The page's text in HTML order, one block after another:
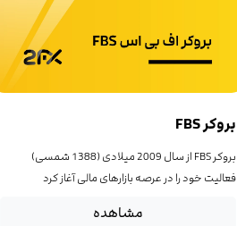
بروکر FBS
بروکر FBS از سال 2009 میلادی (1388 شمسی)
فعالیت خود را در عرصه بازارهای مالی آغاز کرد
مشاهده